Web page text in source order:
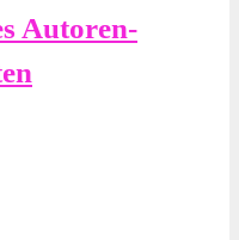
Autoren-